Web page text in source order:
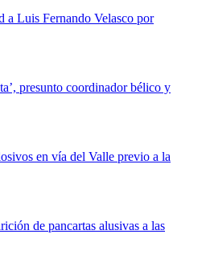
a Luis Fernando Velasco por
presunto coordinador bélico y
en vía del Valle previo a la
de pancartas alusivas a las